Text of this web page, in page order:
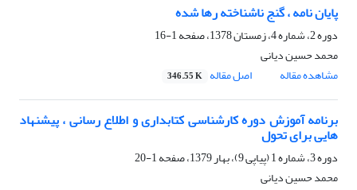
پایان نامه ، گنج ناشناخته رها شده
دوره 2، شماره 4، زمستان 1378، صفحه
1-16
محمد حسین دیانی
مشاهده مقاله
اصل مقاله 346.55 K
برنامه آموزش دوره کارشناسی کتابداری و اطلاع رسانی ، پیشنهاد
هایی برای تحول
دوره 3، شماره 1 (پیاپی 9)، بهار 1379، صفحه
1-20
محمد حسین دیانی